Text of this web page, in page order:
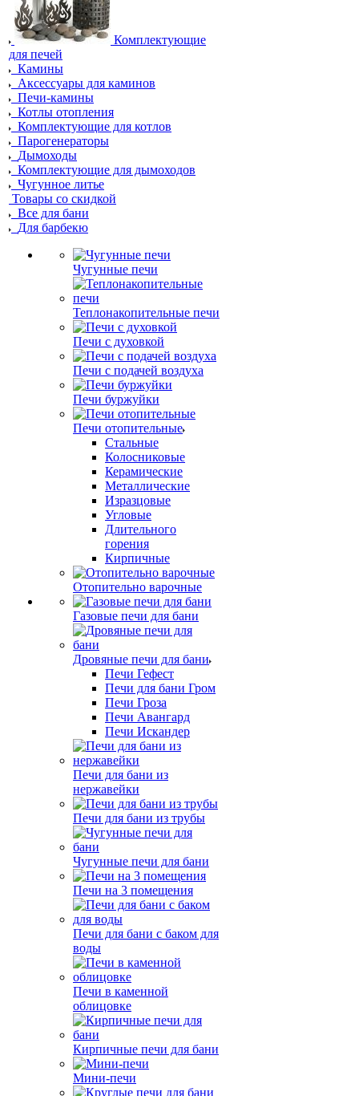
Комплектующие
для печей
Камины
Аксессуары для каминов
Печи-камины
Котлы отопления
Комплектующие для котлов
Парогенераторы
Дымоходы
Комплектующие для дымоходов
Чугунное литье
Товары со скидкой
Все для бани
Для барбекю
Чугунные печи
Теплонакопительные печи
Печи с духовкой
Печи с подачей воздуха
Печи буржуйки
Печи отопительные
Стальные
Колосниковые
Керамические
Металлические
Изразцовые
Угловые
Длительного
горения
Кирпичные
Отопительно варочные
Газовые печи для бани
Дровяные печи для бани
Печи Гефест
Печи для бани Гром
Печи Гроза
Печи Авангард
Печи Искандер
Печи для бани из
нержавейки
Печи для бани из трубы
Чугунные печи для бани
Печи на 3 помещения
Печи для бани с баком для
воды
Печи в каменной
облицовке
Кирпичные печи для бани
Мини-печи